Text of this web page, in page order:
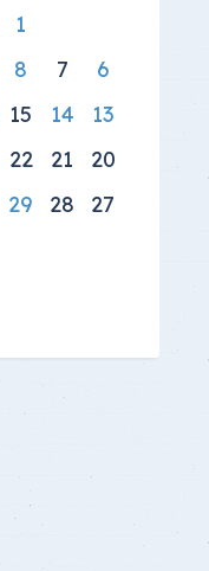
1
6
7
8
13
14
15
20
21
22
27
28
29